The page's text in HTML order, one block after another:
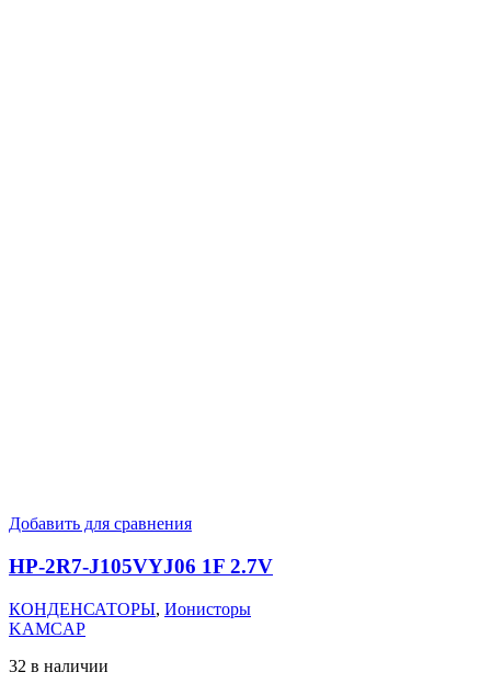
Добавить для сравнения
HP-2R7-J105VYJ06 1F 2.7V
КОНДЕНСАТОРЫ, Ионисторы
KAMCAP
32 в наличии